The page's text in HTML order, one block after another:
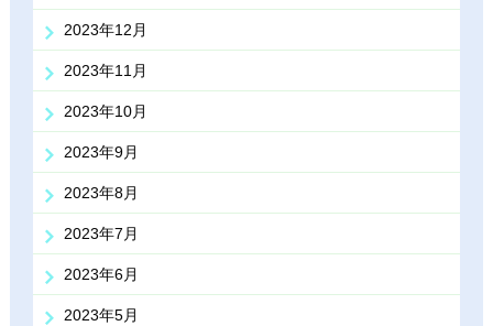
2023年12月
2023年11月
2023年10月
2023年9月
2023年8月
2023年7月
2023年6月
2023年5月